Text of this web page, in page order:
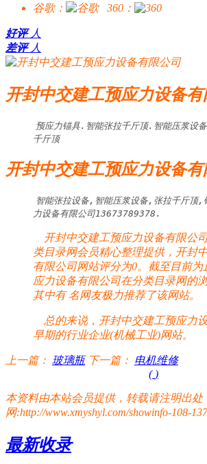
谷歌：
360：
好评 人
差评 人
开封中交建工预应力设备
预应力锚具.智能张拉千斤顶.智能压浆设
千斤顶
开封中交建工预应力设备
智能张拉设备,智能压浆设备,张拉千斤顶,
力设备有限公司13673789378.
开封中交建工预应力设备有限公
类目录网会员精心整理提供，开封
有限公司网站评分为0。截至目前
应力设备有限公司在分类目录网的
其中有名网友极力推荐了该网站。
总的来说，开封中交建工预应力
早期的行业企业(机械工业)网站。
上一篇： 玻璃瓶 下一篇： 电机维修
( )
本资料由本站会员提供，转载请注明出
网:http://www.xmyshyl.com/showinfo-108-
最新收录